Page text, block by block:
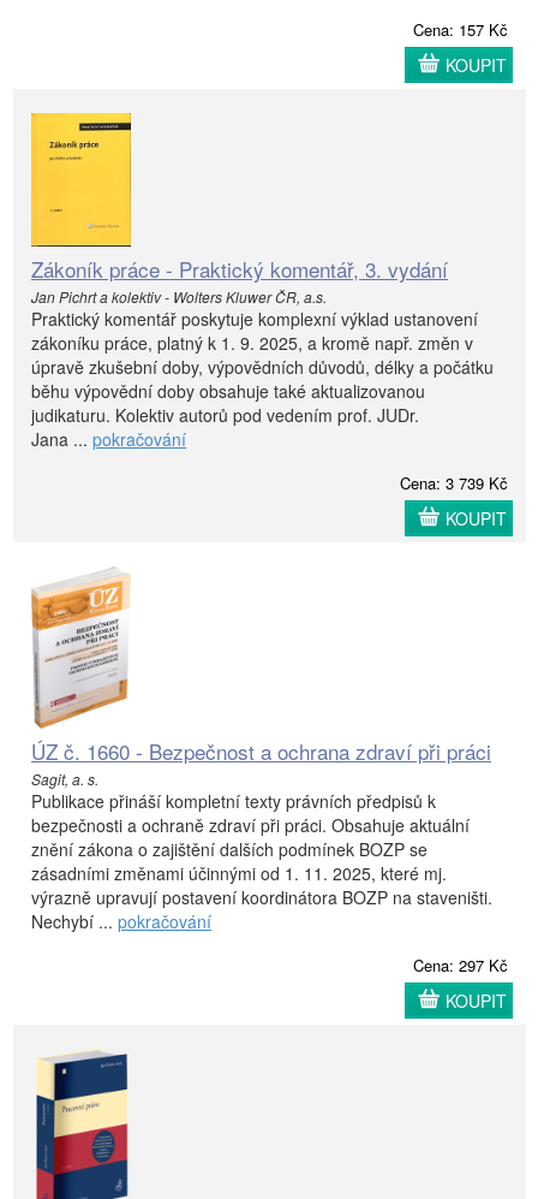
Cena: 157 Kč
KOUPIT
Zákoník práce - Praktický komentář, 3. vydání
Jan Pichrt a kolektiv - Wolters Kluwer ČR, a.s.
Praktický komentář poskytuje komplexní výklad ustanovení
zákoníku práce, platný k 1. 9. 2025, a kromě např. změn v
úpravě zkušební doby, výpovědních důvodů, délky a počátku
běhu výpovědní doby obsahuje také aktualizovanou
judikaturu. Kolektiv autorů pod vedením prof. JUDr.
Jana ... pokračování
Cena: 3 739 Kč
KOUPIT
ÚZ č. 1660 - Bezpečnost a ochrana zdraví při práci
Sagit, a. s.
Publikace přináší kompletní texty právních předpisů k
bezpečnosti a ochraně zdraví při práci. Obsahuje aktuální
znění zákona o zajištění dalších podmínek BOZP se
zásadními změnami účinnými od 1. 11. 2025, které mj.
výrazně upravují postavení koordinátora BOZP na staveništi.
Nechybí ... pokračování
Cena: 297 Kč
KOUPIT